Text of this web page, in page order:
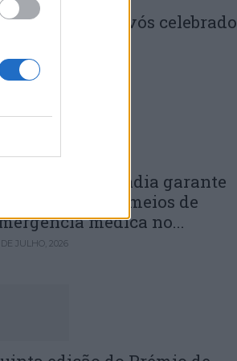
Penela: Dia dos Avós celebrado
DE JULHO, 2026
Município de Anadia garante
manutenção dos meios de
médica no...
JULHO, 2026